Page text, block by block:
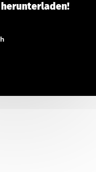
herunterladen!